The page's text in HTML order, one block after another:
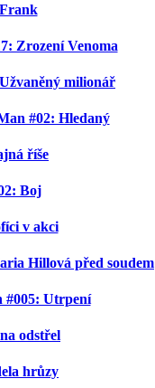
Zrození Venoma
milionář
#02: Hledaný
říše
Boj
v akci
Hillová před soudem
#005: Utrpení
odstřel
hrůzy